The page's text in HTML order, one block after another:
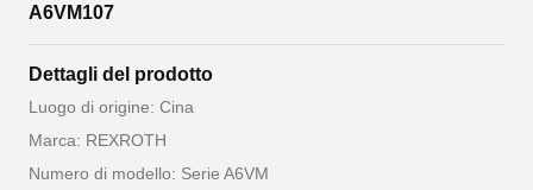
A6VM107
Dettagli del prodotto
Luogo di origine: Cina
Marca: REXROTH
Numero di modello: Serie A6VM